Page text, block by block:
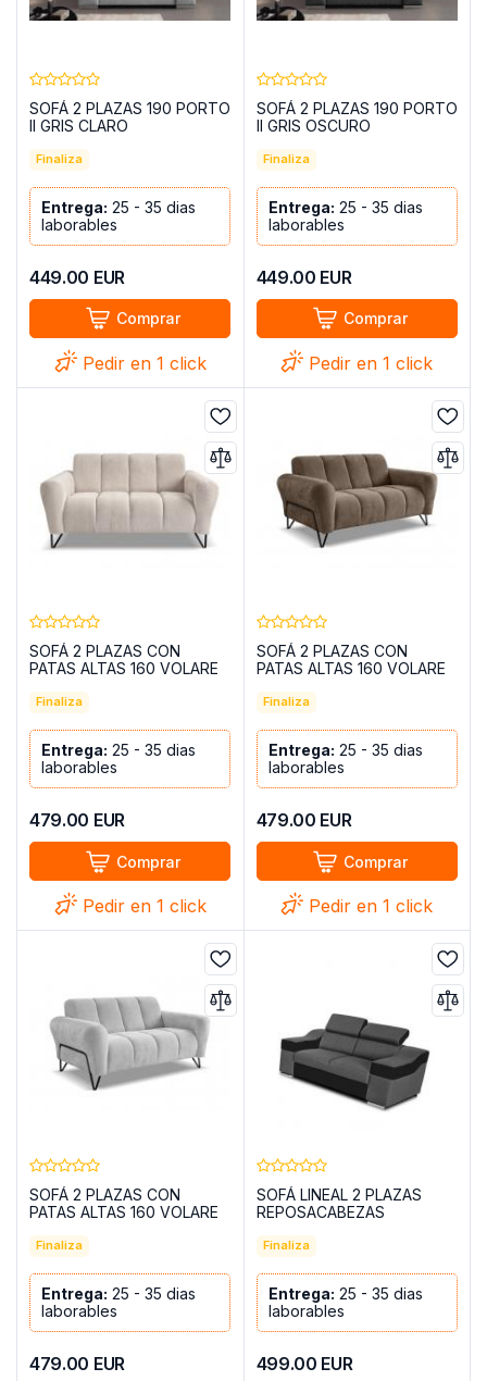
SOFÁ 2 PLAZAS 190 PORTO
II GRIS CLARO
Finaliza
Entrega: 25 - 35 dias
laborables
449.00 EUR
Comprar
Pedir en 1 click
SOFÁ 2 PLAZAS 190 PORTO
II GRIS OSCURO
Finaliza
Entrega: 25 - 35 dias
laborables
449.00 EUR
Comprar
Pedir en 1 click
SOFÁ 2 PLAZAS CON
PATAS ALTAS 160 VOLARE
Finaliza
Entrega: 25 - 35 dias
laborables
479.00 EUR
Comprar
Pedir en 1 click
SOFÁ 2 PLAZAS CON
PATAS ALTAS 160 VOLARE
Finaliza
Entrega: 25 - 35 dias
laborables
479.00 EUR
Comprar
Pedir en 1 click
SOFÁ 2 PLAZAS CON
PATAS ALTAS 160 VOLARE
Finaliza
Entrega: 25 - 35 dias
laborables
479.00 EUR
SOFÁ LINEAL 2 PLAZAS
REPOSACABEZAS
ANCHOS 190 EVA GRIS
POLIPIEL
Finaliza
Entrega: 25 - 35 dias
laborables
499.00 EUR